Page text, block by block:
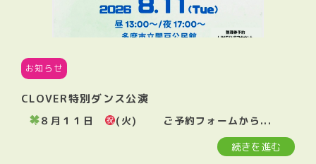
お知らせ
CLOVER特別ダンス公演
８月１１日
(火) ご予約フォームから...
続きを進む